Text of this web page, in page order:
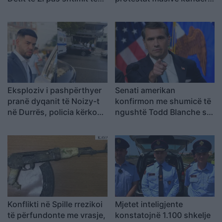
japin fund pushtetit 35-
vjeçar të të njëjtëve emra
Eksploziv i pashpërthyer
pranë dyqanit të Noizy-t
në Durrës, policia kërkon
Senati amerikan
konfirmon me shumicë të
ngushtë Todd Blanche si
SHBA-së
Konflikti në Spille rrezikoi
të përfundonte me vrasje,
Mjetet inteligjente
konstatojnë 1.100 shkelje